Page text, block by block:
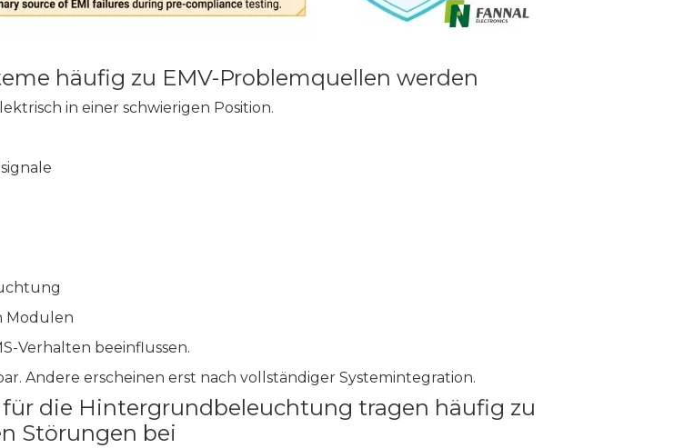
häufig zu EMV-Problemquellen werden
in einer schwierigen Position.
Modulen
Verhalten beeinflussen.
Andere erscheinen erst nach vollständiger Systemintegration.
die Hintergrundbeleuchtung tragen häufig zu
Störungen bei